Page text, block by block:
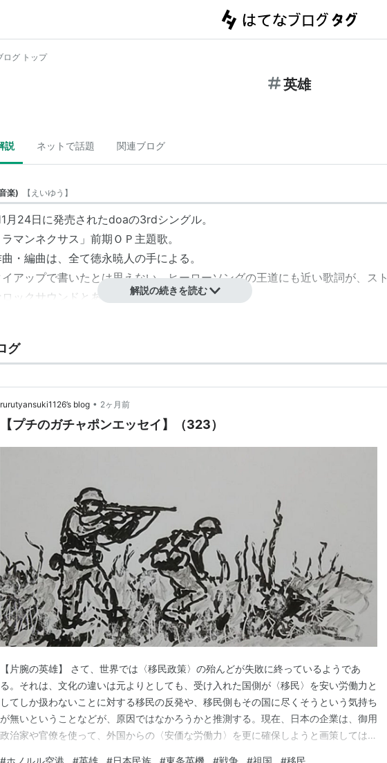
ログ トップ
英雄
説 ネットで話題 関連ブログ
楽) 【 えいゆう 】
月24日に発売されたdoaの3rdシングル。
ラマンネクサス」前期ＯＰ主題歌。
・編曲は、全て徳永暁人の手による。
イアップで書いたとは思えない、ヒーローソングの王道にも近い歌詞が、スト
ックサウンドとあいまり、高い評価を得た。
本人男性の名前
雄(歌手)
解説の続きを読む
グ
rurutyansuki1126’s blog • 2ヶ月前
【プチのガチャポンエッセイ】（323）
【片腕の英雄】 さて、世界では〈移民政策〉の殆んどが失敗に終っているようであ
る。それは、文化の違いは元よりとしても、受け入れた国側が〈移民〉を安い労働力と
してしか扱わないことに対する移民の反発や、移民側もその国に尽くそうという気持ち
が無いということなどが、原因ではなかろうかと推測する。現在、日本の企業は、御用
政治家や官僚を使って、外国からの〈安価な労働力〉を更に確保しようと画策しては、
#ホノルル空港 #英雄 #日本民族 #東条英機 #戦争 #祖国 #移民